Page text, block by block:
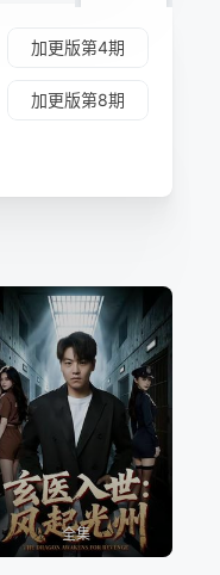
加更版第4期
加更版第8期
全集